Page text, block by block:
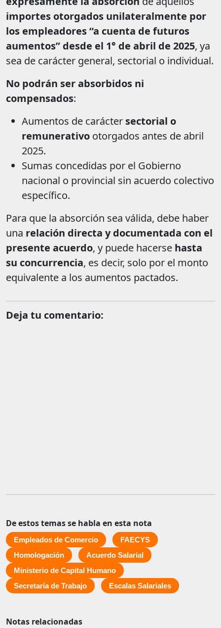
importes otorgados unilateralmente por
los empleadores “a cuenta de futuros
aumentos” desde el 1° de abril de 2025, ya
sea de carácter general, sectorial o individual.
No podrán ser absorbidos ni
compensados:
Aumentos de carácter sectorial o
remunerativo otorgados antes de abril
2025.
Sumas concedidas por el Gobierno
nacional o provincial sin acuerdo colectivo
específico.
Para que la absorción sea válida, debe haber
una relación directa y documentada con el
presente acuerdo, y puede hacerse hasta
su concurrencia, es decir, solo por el monto
equivalente a los aumentos pactados.
Deja tu comentario:
De estos temas se habla en esta nota
Empleados de Comercio
FAECYS
Homologación
Acuerdo Salarial
Ministerio de Capital Humano
Secretaría de Trabajo
Escalas Salariales
Notas relacionadas